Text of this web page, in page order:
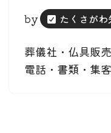
by たくさがわ
葬儀社・仏具販
電話・書類・集